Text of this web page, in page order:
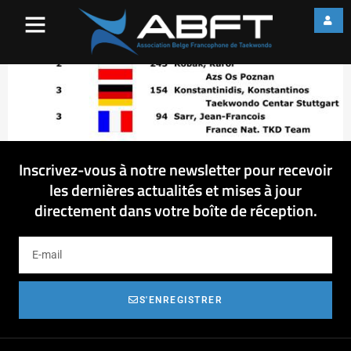
Inscrivez-vous à notre newsletter pour recevoir
les dernières actualités et mises à jour
directement dans votre boîte de réception.
S'ENREGISTRER